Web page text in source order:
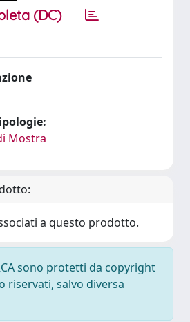
(DC)
Mostra
a questo prodotto.
sono protetti da copyright
riservati, salvo diversa